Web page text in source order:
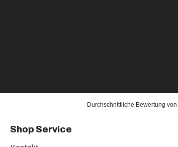
Durchschnittliche Bewertung von
Shop Service